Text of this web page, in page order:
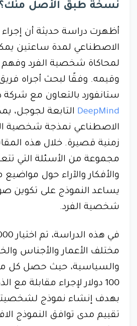
نسخة طبق الأصل منك؟
أظهرت دراسة حديثة أن إجراء
الاصطناعي لمدة ساعتين
لمحاكاة شخصية الفرد وفهم
وقيمه. وفقًا لبحث أجراه
ستانفورد بالتعاون مع شركة
DeepMind التابعة لجوجل،
الاصطناعي نمذجة شخصية
زمنية قصيرة. خلال هذه
مجموعة من الأسئلة التي
والأفكار والآراء حول
يساعد النموذج على تكوين
شخصية الفرد.
مختلف الأعمار والأجناس
والسياسية، حيث حصل كل
100 دولار لإجراء مقابلة مع
بهدف إنشاء نموذج
تقييم مدى توافق النموذج